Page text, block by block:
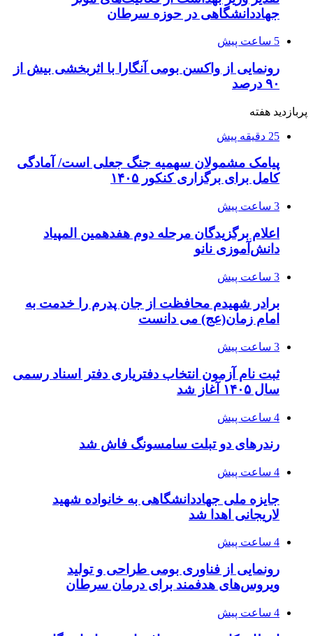
جهاددانشگاهی در حوزه سرطان
5 ساعت پیش
رونمایی از واکسن بومی آنگارا با اثربخشی بیش از
۹۰ درصد
پربازدید هفته
25 دقیقه پیش
پیامک مشمولان سهمیه جنگ جعلی است/ آمادگی
کامل برای برگزاری کنکور ۱۴۰۵
3 ساعت پیش
اعلام برگزیدگان مرحله دوم هفدهمین المپیاد
دانش‌آموزی نانو
3 ساعت پیش
برادر شهیدم محافظت از جان پدرم را خدمت به
امام زمان(عج) می دانست
3 ساعت پیش
ثبت نام آزمون انتخاب دفتریاری دفتر اسناد رسمی
سال ۱۴۰۵ آغاز شد
4 ساعت پیش
رندرهای دو تبلت سامسونگ فاش شد
4 ساعت پیش
جایزه ملی جهاددانشگاهی به خانواده شهید
لاریجانی اهدا شد
4 ساعت پیش
رونمایی از فناوری بومی طراحی و تولید
ویروس‌های هدفمند برای درمان سرطان
4 ساعت پیش